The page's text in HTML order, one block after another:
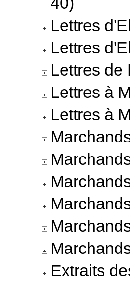
Lettres
Lettres
Lettres de
Lettres à
Lettres à
Extraits